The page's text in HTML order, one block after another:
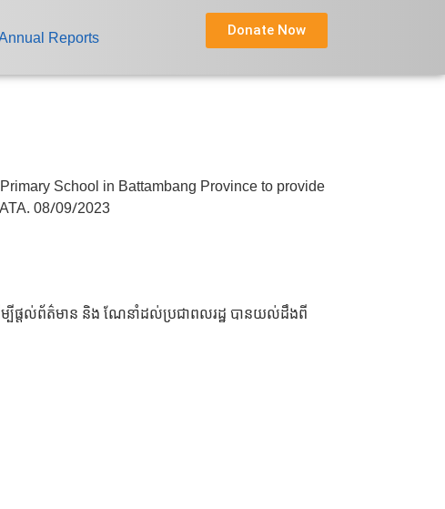
Reports Donate Now
School in Battambang Province to provide
08/09/2023
ម្បីផ្តល់ព័ត៌មាន និង ណែនាំដល់ប្រជាពលរដ្ឋ បានយល់ដឹងពី